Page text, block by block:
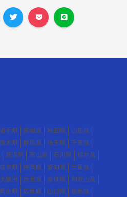
岩手県 宮城県 秋田県
山形県
栃木県 群馬県 埼玉県
千葉県
新潟県 富山県 石川県
福井県
岐阜県 静岡県 愛知県
三重県
大阪府 兵庫県 奈良県
和歌山県
岡山県 広島県 山口県 徳島県